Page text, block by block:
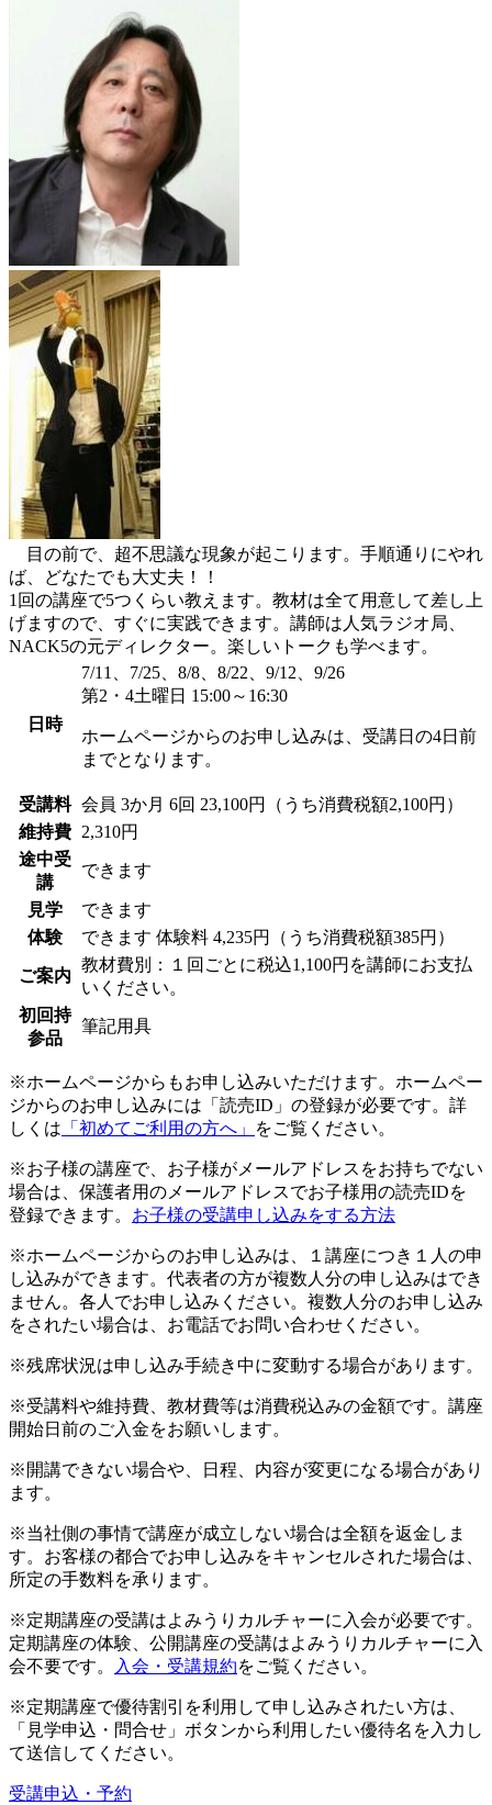
目の前で、超不思議な現象が起こります。手順通りにやれ
ば、どなたでも大丈夫！！
1回の講座で5つくらい教えます。教材は全て用意して差し上
げますので、すぐに実践できます。講師は人気ラジオ局、
NACK5の元ディレクター。楽しいトークも学べます。
日時
7/11、7/25、8/8、8/22、9/12、9/26
第2・4土曜日 15:00～16:30
ホームページからのお申し込みは、受講日の4日前
までとなります。
受講料 会員 3か月 6回 23,100円（うち消費税額2,100円）
維持費
2,310円
途中受
講
できます
見学
できます
体験
できます 体験料 4,235円（うち消費税額385円）
ご案内
教材費別：１回ごとに税込1,100円を講師にお支払
いください。
初回持
参品
筆記用具
※ホームページからもお申し込みいただけます。ホームペー
ジからのお申し込みには「読売ID」の登録が必要です。詳
しくは 「初めてご利用の方へ」 をご覧ください。
※お子様の講座で、お子様がメールアドレスをお持ちでない
場合は、保護者用のメールアドレスでお子様用の読売IDを
登録できます。 お子様の受講申し込みをする方法
※ホームページからのお申し込みは、１講座につき１人の申
し込みができます。代表者の方が複数人分の申し込みはでき
ません。各人でお申し込みください。複数人分のお申し込み
をされたい場合は、お電話でお問い合わせください。
※残席状況は申し込み手続き中に変動する場合があります。
※受講料や維持費、教材費等は消費税込みの金額です。講座
開始日前のご入金をお願いします。
※開講できない場合や、日程、内容が変更になる場合があり
ます。
※当社側の事情で講座が成立しない場合は全額を返金しま
す。お客様の都合でお申し込みをキャンセルされた場合は、
所定の手数料を承ります。
※定期講座の受講はよみうりカルチャーに入会が必要です。
定期講座の体験、公開講座の受講はよみうりカルチャーに入
会不要です。
入会・受講規約をご覧ください。
※定期講座で優待割引を利用して申し込みされたい方は、
「見学申込・問合せ」ボタンから利用したい優待名を入力し
て送信してください。
受講申込・予約